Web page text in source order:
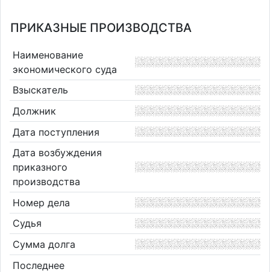
ПРИКАЗНЫЕ ПРОИЗВОДСТВА
Наименование
экономического суда
Взыскатель
Должник
Дата поступления
Дата возбуждения
приказного
производства
Номер дела
Судья
Сумма долга
Последнее